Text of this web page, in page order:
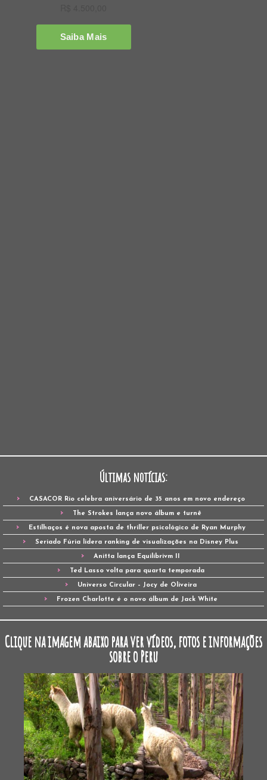
Últimas notícias:
CASACOR Rio celebra aniversário de 35 anos em novo endereço
The Strokes lança novo álbum e turnê
Estilhaços é nova aposta de thriller psicológico de Ryan Murphy
Seriado Fúria lidera ranking de visualizações na Disney Plus
Anitta lança Equilibrivm II
Ted Lasso volta para quarta temporada
Universo Circular – Jocy de Oliveira
Frozen Charlotte é o novo álbum de Jack White
Clique na imagem abaixo para ver vídeos, fotos e informações
sobre o Peru